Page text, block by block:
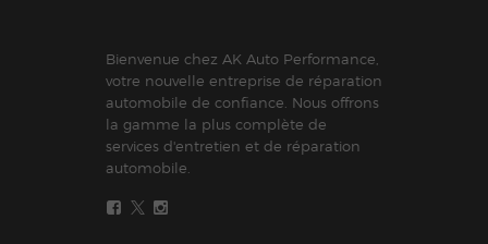
Bienvenue chez AK Auto Performance,
votre nouvelle entreprise de réparation
automobile de confiance. Nous offrons
la gamme la plus complète de
services d'entretien et de réparation
automobile.